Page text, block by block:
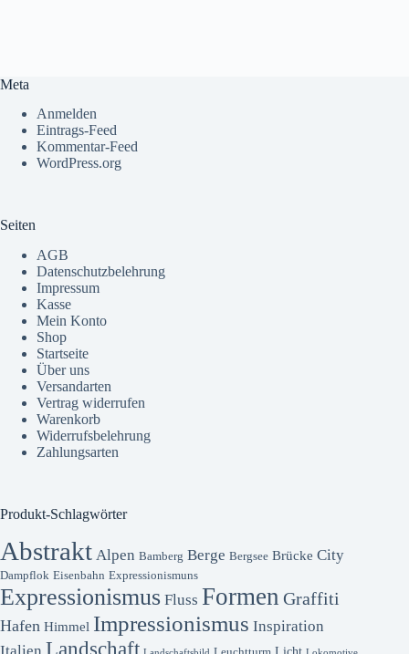
Meta
Anmelden
Eintrags-Feed
Kommentar-Feed
WordPress.org
Seiten
AGB
Datenschutzbelehrung
Impressum
Kasse
Mein Konto
Shop
Startseite
Über uns
Versandarten
Vertrag widerrufen
Warenkorb
Widerrufsbelehrung
Zahlungsarten
Produkt-Schlagwörter
Abstrakt Alpen Bamberg Berge Bergsee Brücke City
Dampflok Eisenbahn Expressionismuns
Expressionismus Fluss Formen Graffiti
Hafen Himmel Impressionismus Inspiration
Landschaft